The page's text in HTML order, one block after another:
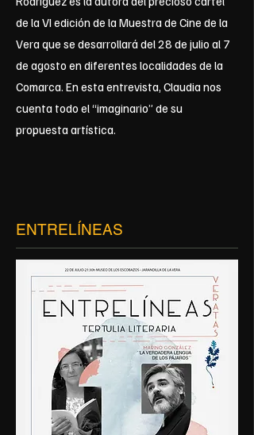
de la VI edición de la Muestra de Cine de la
Vera que se desarrollará del 28 de julio al 7
de agosto en diferentes localidades de la
Comarca. En esta entrevista, Claudia nos
cuenta todo el “imaginario” de su
propuesta artística.
ENTRELÍNEAS